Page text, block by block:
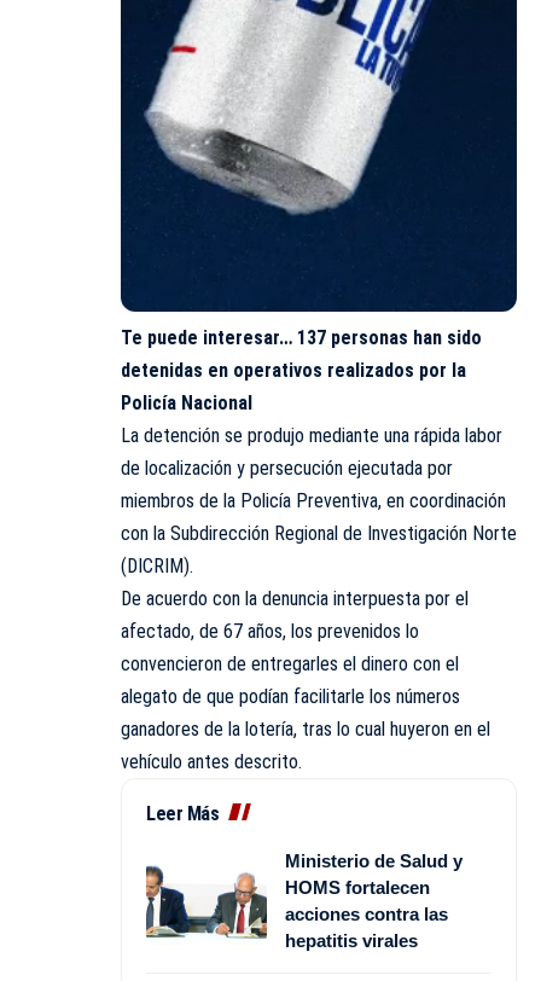
Te puede interesar… 137 personas han sido
detenidas en operativos realizados por la
Policía Nacional
La detención se produjo mediante una rápida labor
de localización y persecución ejecutada por
miembros de la Policía Preventiva, en coordinación
con la Subdirección Regional de Investigación Norte
(DICRIM).
De acuerdo con la denuncia interpuesta por el
afectado, de 67 años, los prevenidos lo
convencieron de entregarles el dinero con el
alegato de que podían facilitarle los números
ganadores de la lotería, tras lo cual huyeron en el
vehículo antes descrito.
Leer Más
Ministerio de Salud y
HOMS fortalecen
acciones contra las
hepatitis virales